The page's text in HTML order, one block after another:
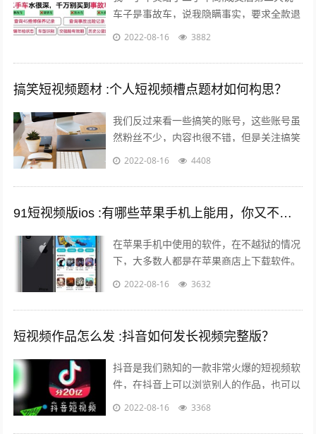
车子是事故车，说我隐瞒事实，要求全款退
车，我该怎么办？ 报警处理。二手车行在
2022-08-16 3882
搞笑短视频题材 :个人短视频槽点题材如何构思？
我们反过来看一些搞笑的账号，这些账号虽
然粉丝不少，内容也很不错，但是关注搞笑
账号的用户，大多数都是为了开心的，所以
2022-08-16 4408
91短视频版ios :有哪些苹果手机上能用，你又不愿意让人知道的好用的app呢？
在苹果手机中使用的软件，在不越狱的情况
下，大多数人都是在苹果商店上下载软件。
但是还有其他的方法可以让你的手机中安装
2022-08-16 3632
短视频作品怎么发 :抖音如何发长视频完整版？
抖音是我们熟知的一款非常火爆的短视频软
件，在抖音上可以浏览别人的作品，也可以
发布自己的作品，那么自己发布作品的时候
2022-08-16 3368